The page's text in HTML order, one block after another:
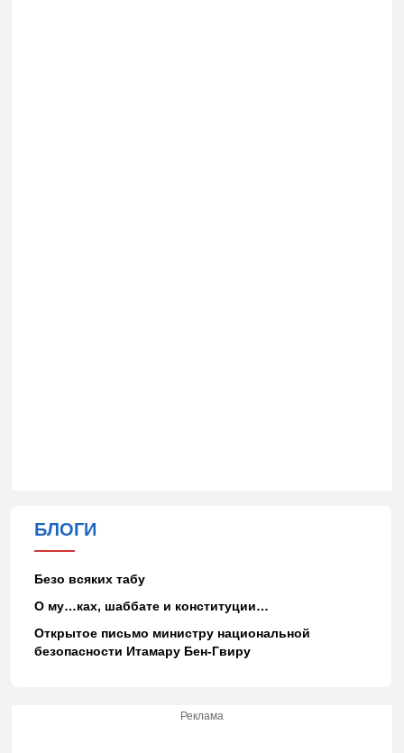
БЛОГИ
Безо всяких табу
О му…ках, шаббате и конституции…
Открытое письмо министру национальной
безопасности Итамару Бен-Гвиру
Реклама